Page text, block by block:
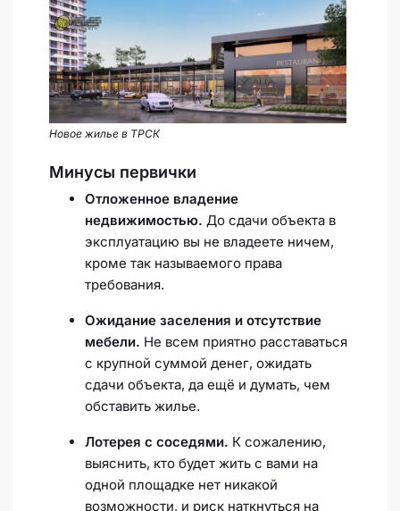
Новое жилье в ТРСК
Минусы первички
Отложенное владение
недвижимостью. До сдачи объекта в
эксплуатацию вы не владеете ничем,
кроме так называемого права
требования.
Ожидание заселения и отсутствие
мебели. Не всем приятно расставаться
с крупной суммой денег, ожидать
сдачи объекта, да ещё и думать, чем
обставить жилье.
Лотерея с соседями. К сожалению,
выяснить, кто будет жить с вами на
одной площадке нет никакой
возможности, и риск наткнуться на